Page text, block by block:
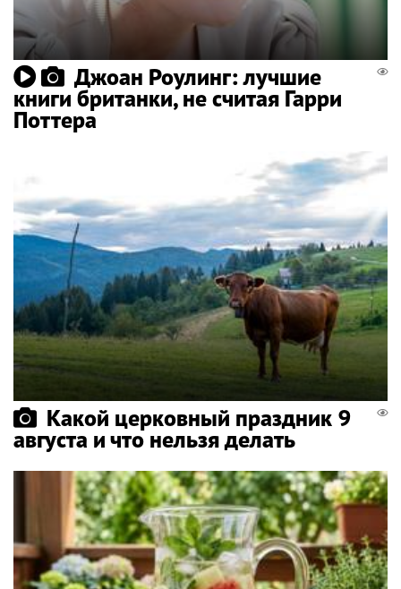
Джоан Роулинг: лучшие
книги британки, не считая Гарри
Поттера
Какой церковный праздник 9
августа и что нельзя делать